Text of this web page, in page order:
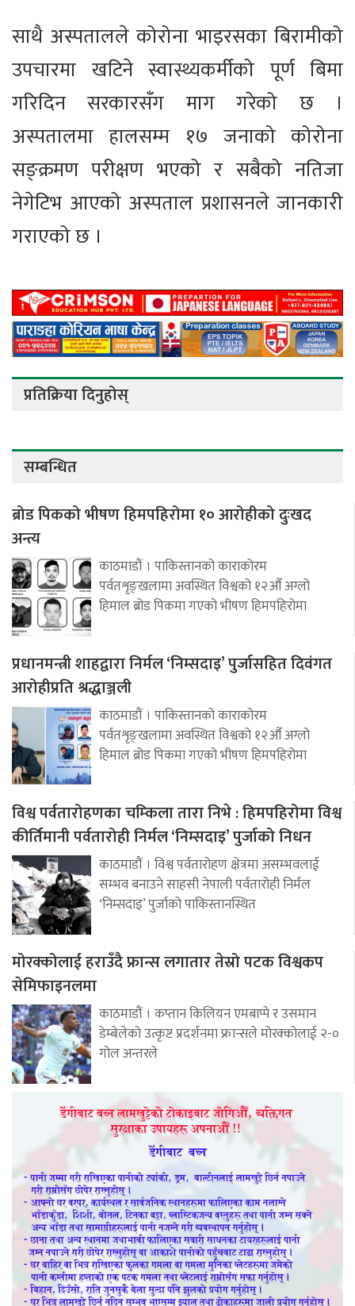
साथै अस्पतालले कोरोना भाइरसका बिरामीको
उपचारमा खटिने स्वास्थ्यकर्मीको पूर्ण बिमा
गरिदिन सरकारसँग माग गरेको छ ।
अस्पतालमा हालसम्म १७ जनाको कोरोना
सङ्क्रमण परीक्षण भएको र सबैको नतिजा
नेगेटिभ आएको अस्पताल प्रशासनले जानकारी
गराएको छ ।
प्रतिक्रिया दिनुहोस्
सम्बन्धित
ब्रोड पिकको भीषण हिमपहिरोमा १० आरोहीको दुःखद
अन्त्य
काठमाडौं । पाकिस्तानको काराकोरम
पर्वतशृङ्खलामा अवस्थित विश्वको १२औँ अग्लो
हिमाल ब्रोड पिकमा गएको भीषण हिमपहिरोमा
प्रधानमन्त्री शाहद्वारा निर्मल ‘निम्सदाइ’ पुर्जासहित दिवंगत
आरोहीप्रति श्रद्धाञ्जली
काठमाडौं । पाकिस्तानको काराकोरम
पर्वतशृङ्खलामा अवस्थित विश्वको १२औँ अग्लो
हिमाल ब्रोड पिकमा गएको भीषण हिमपहिरोमा
विश्व पर्वतारोहणका चम्किला तारा निभे : हिमपहिरोमा विश्व
कीर्तिमानी पर्वतारोही निर्मल ‘निम्सदाइ’ पुर्जाको निधन
काठमाडौं । विश्व पर्वतारोहण क्षेत्रमा असम्भवलाई
सम्भव बनाउने साहसी नेपाली पर्वतारोही निर्मल
‘निम्सदाइ’ पुर्जाको पाकिस्तानस्थित
मोरक्कोलाई हराउँदै फ्रान्स लगातार तेस्रो पटक विश्वकप
सेमिफाइनलमा
काठमाडौं । कप्तान किलियन एमबाप्पे र उसमान
डेम्बेलेको उत्कृष्ट प्रदर्शनमा फ्रान्सले मोरक्कोलाई २-०
गोल अन्तरले